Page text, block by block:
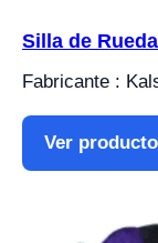
Silla de
Fabricante :
Ver producto